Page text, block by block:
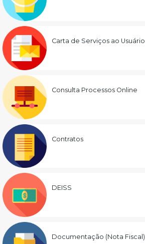
Carta de Serviços ao Usuário
Consulta Processos Online
Contratos
DEISS
Documentação (Nota Fiscal)